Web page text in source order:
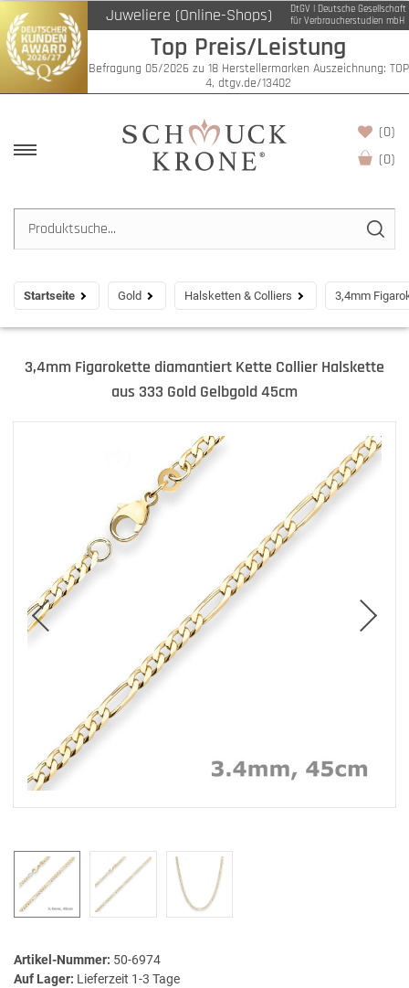
Juweliere (Online-Shops)
DtGV | Deutsche Gesellschaft
für Verbraucherstudien mbH
Top Preis/Leistung
Befragung 05/2026 zu 18 Herstellermarken Auszeichnung: TOP
4, dtgv.de/13402
(0)
(0)
Startseite Gold Halsketten & Colliers 3,4mm
3,4mm Figarokette diamantiert Kette Collier Halskette
aus 333 Gold Gelbgold 45cm
Artikel-Nummer: 50-6974
Auf Lager: Lieferzeit 1-3 Tage